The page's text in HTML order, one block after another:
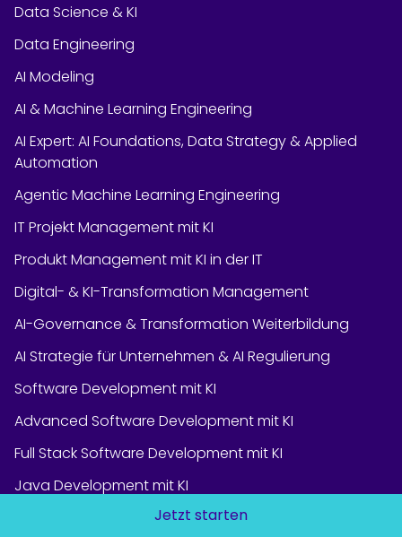
Jetzt starten
Data Science & KI
Data Engineering
AI Modeling
AI & Machine Learning Engineering
AI Expert: AI Foundations, Data Strategy & Applied
Automation
Agentic Machine Learning Engineering
IT Projekt Management mit KI
Produkt Management mit KI in der IT
Digital- & KI-Transformation Management
AI-Governance & Transformation Weiterbildung
AI Strategie für Unternehmen & AI Regulierung
Software Development mit KI
Advanced Software Development mit KI
Full Stack Software Development mit KI
Java Development mit KI